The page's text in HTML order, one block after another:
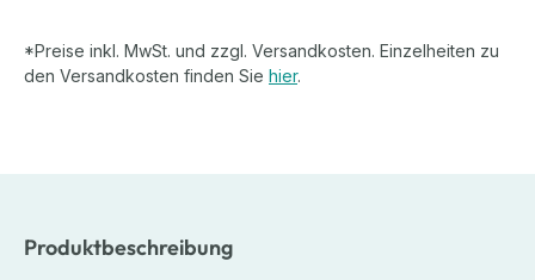
*Preise inkl. MwSt. und zzgl. Versandkosten. Einzelheiten zu
den Versandkosten finden Sie hier.
Produktbeschreibung